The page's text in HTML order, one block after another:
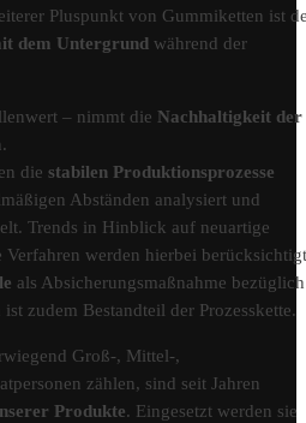
Pluspunkt von Gummiketten ist
dem Untergrund während der
– nimmt die Nachhaltigkeit der
die stabilen Produktionsprozesse
Abständen analysiert und
Trends in Hinblick auf neuartige
werden hierbei
als Absicherungsmaßnahme bezüglich
zudem Bestandteil der Prozesskette.
Groß-, Mittel-,
zählen, sind seit Jahren
Produkte. Eingesetzt werden sie